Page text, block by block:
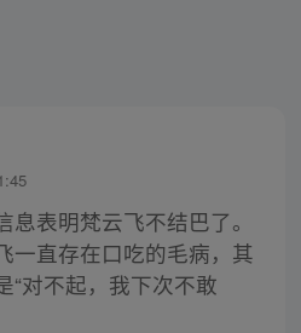
表明梵云飞不结巴了。
一直存在口吃的毛病，其
“对不起，我下次不敢